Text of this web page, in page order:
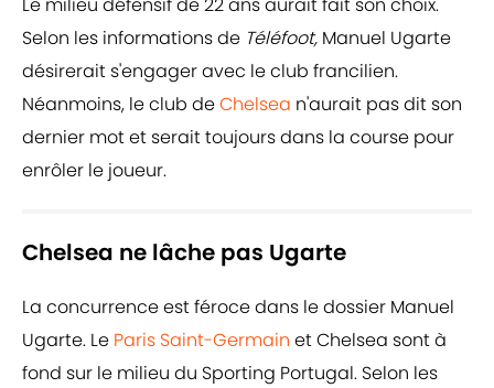
Selon les informations de Téléfoot, Manuel Ugarte
désirerait s'engager avec le club francilien.
Néanmoins, le club deChelsea n'aurait pas dit son
dernier mot et serait toujours dans la course pour
enrôler le joueur.
Chelsea ne lâche pas Ugarte
La concurrence est féroce dans le dossier Manuel
Ugarte. Le Paris Saint-Germain et Chelsea sont à
fond sur le milieu du Sporting Portugal. Selon les